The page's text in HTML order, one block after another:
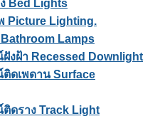
Bed Lights
Picture Lighting.
Lamps
งฝ้า Recessed Downlight
ดเพดาน Surface
ดราง Track Light